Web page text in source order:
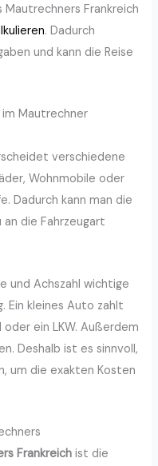
Mautrechners Frankreich
. Dadurch
und kann die Reise
im Mautrechner
verschiedene
Wohnmobile oder
Dadurch kann man die
an die Fahrzeugart
und Achszahl wichtige
Ein kleines Auto zahlt
ein LKW. Außerdem
Deshalb ist es sinnvoll,
um die exakten Kosten
Frankreich ist die